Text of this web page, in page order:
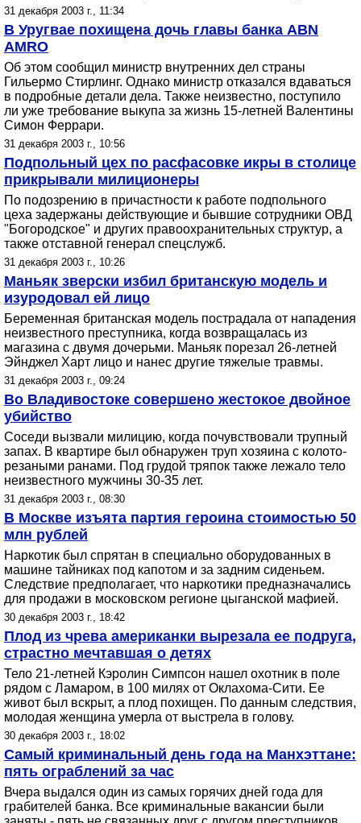
31 декабря 2003 г., 11:34
В Уругвае похищена дочь главы банка ABN
AMRO
Об этом сообщил министр внутренних дел страны
Гильермо Стирлинг. Однако министр отказался вдаваться
в подробные детали дела. Также неизвестно, поступило
ли уже требование выкупа за жизнь 15-летней Валентины
Симон Феррари.
31 декабря 2003 г., 10:56
Подпольный цех по расфасовке икры в столице
прикрывали милиционеры
По подозрению в причастности к работе подпольного
цеха задержаны действующие и бывшие сотрудники ОВД
"Богородское" и других правоохранительных структур, а
также отставной генерал спецслужб.
31 декабря 2003 г., 10:26
Маньяк зверски избил британскую модель и
изуродовал ей лицо
Беременная британская модель пострадала от нападения
неизвестного преступника, когда возвращалась из
магазина с двумя дочерьми. Маньяк порезал 26-летней
Эйнджел Харт лицо и нанес другие тяжелые травмы.
31 декабря 2003 г., 09:24
Во Владивостоке совершено жестокое двойное
убийство
Cоседи вызвали милицию, когда почувствовали трупный
запах. В квартире был обнаружен труп хозяина с колото-
резаными ранами. Под грудой тряпок также лежало тело
неизвестного мужчины 30-35 лет.
31 декабря 2003 г., 08:30
В Москве изъята партия героина стоимостью 50
млн рублей
Наркотик был спрятан в специально оборудованных в
машине тайниках под капотом и за задним сиденьем.
Следствие предполагает, что наркотики предназначались
для продажи в московском регионе цыганской мафией.
30 декабря 2003 г., 18:42
Плод из чрева американки вырезала ее подруга,
страстно мечтавшая о детях
Тело 21-летней Кэролин Симпсон нашел охотник в поле
рядом с Ламаром, в 100 милях от Оклахома-Сити. Ее
живот был вскрыт, а плод похищен. По данным следствия,
молодая женщина умерла от выстрела в голову.
30 декабря 2003 г., 18:02
Самый криминальный день года на Манхэттане:
пять ограблений за час
Вчера выдался один из самых горячих дней года для
грабителей банка. Все криминальные вакансии были